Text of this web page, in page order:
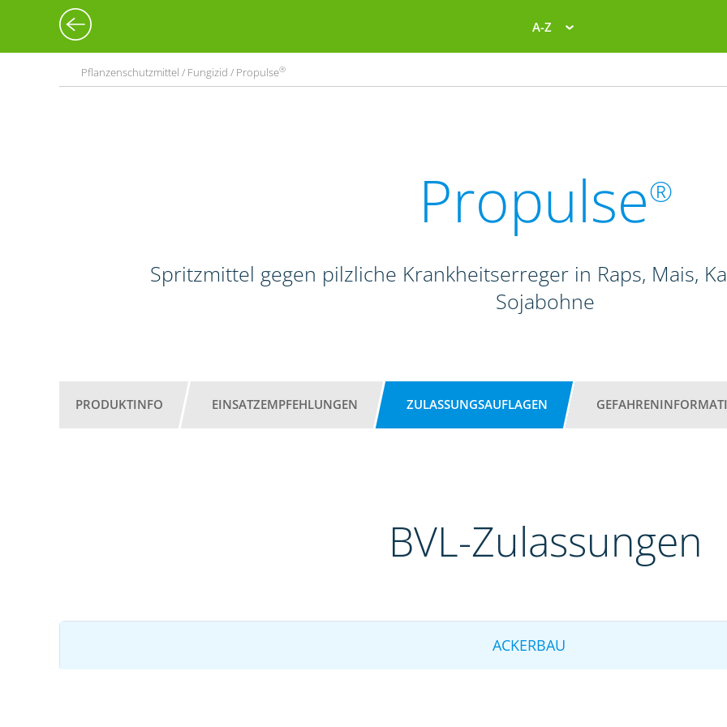
A-Z
Pflanzenschutzmittel / Fungizid / Propulse®
Propulse®
Spritzmittel gegen pilzliche Krankheitserreger in Raps, Mais,
Sojabohne
PRODUKTINFO EINSATZEMPFEHLUNGEN ZULASSUNGSAUFLAGEN
BVL-Zulassungen
ACKERBAU